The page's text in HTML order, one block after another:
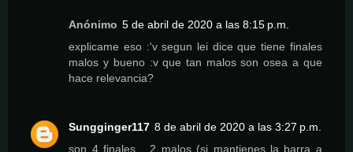
Anónimo 5 de abril de 2020 a las 8:15 p.m.
explicame eso :'v segun lei dice que tiene finales
malos y bueno :v que tan malos son osea a que
hace relevancia?
Sungginger117 8 de abril de 2020 a las 3:27 p.m.
son 4 finales... 2 malos (si mantienes la barra a